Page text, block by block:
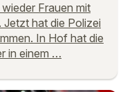
Frauen mit
Jetzt hat die Polizei
In Hof hat die
in einem …